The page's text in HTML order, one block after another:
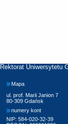
Rektorat Uniwersytetu
Mapa
ul. prof. Marii Janion 7
80-309 Gdańsk
numery kont
NIP: 584-020-32-39